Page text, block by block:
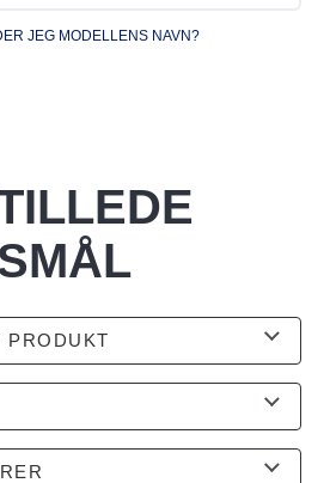
JEG MODELLENS NAVN?
PRODUKT